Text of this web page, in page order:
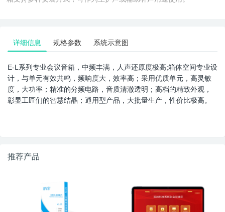
详细信息 规格参数 系统示意图
E-L系列专业会议音箱，中频丰满，人声还原度极高;箱体空间专业设
计，与单元有效共鸣，频响度大，效率高；采用优质单元，高灵敏
度，大功率；精准的分频电路，音质清澈透明；高档的精致外观，
彰显工匠们的智慧结晶；通用型产品，大批量生产，性价比极高。
推荐产品